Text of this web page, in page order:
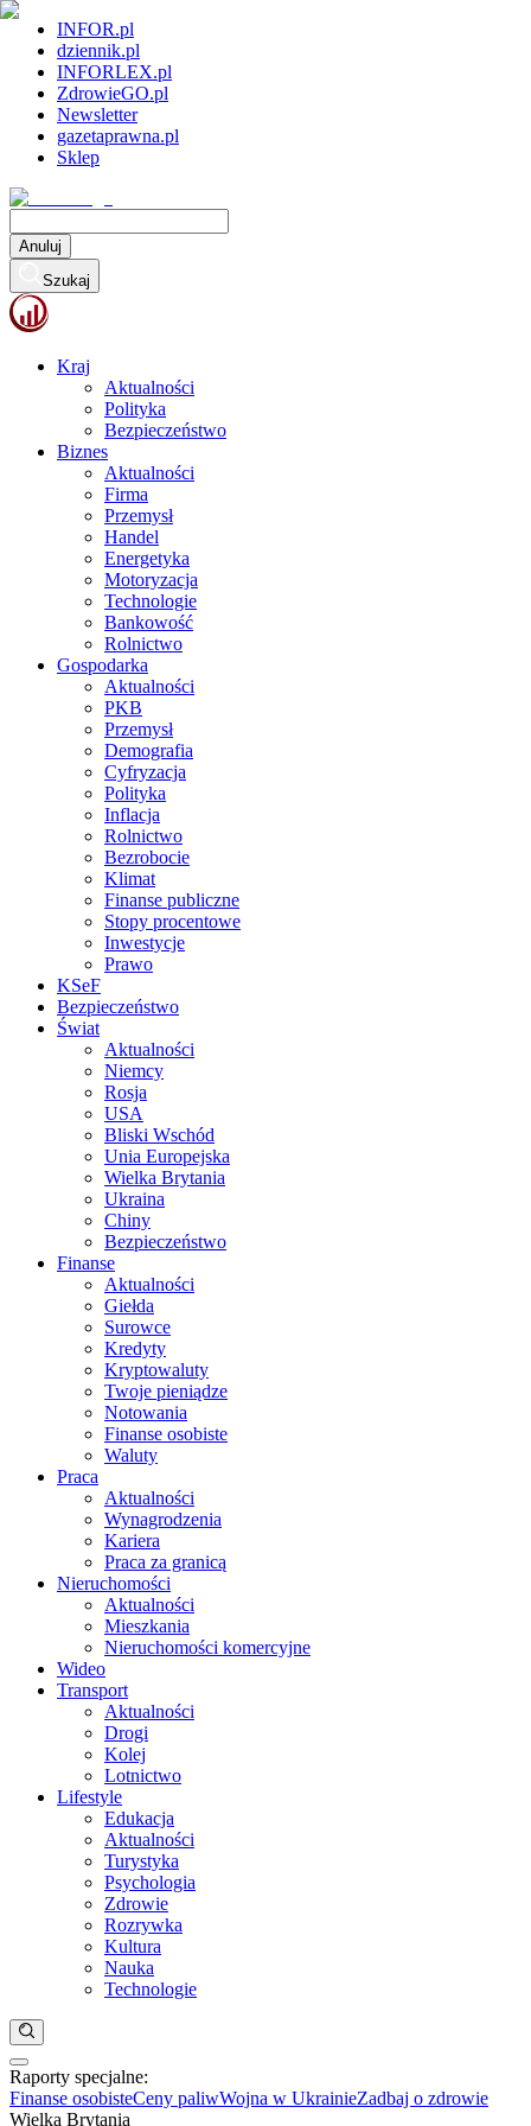
INFOR.pl
dziennik.pl
INFORLEX.pl
ZdrowieGO.pl
Newsletter
gazetaprawna.pl
Sklep
Anuluj
Szukaj
Kraj
Aktualności
Polityka
Bezpieczeństwo
Biznes
Aktualności
Firma
Przemysł
Handel
Energetyka
Motoryzacja
Technologie
Bankowość
Rolnictwo
Gospodarka
Aktualności
PKB
Przemysł
Demografia
Cyfryzacja
Polityka
Inflacja
Rolnictwo
Bezrobocie
Klimat
Finanse publiczne
Stopy procentowe
Inwestycje
Prawo
KSeF
Bezpieczeństwo
Świat
Aktualności
Niemcy
Rosja
USA
Bliski Wschód
Unia Europejska
Wielka Brytania
Ukraina
Chiny
Bezpieczeństwo
Finanse
Aktualności
Giełda
Surowce
Kredyty
Kryptowaluty
Twoje pieniądze
Notowania
Finanse osobiste
Waluty
Praca
Aktualności
Wynagrodzenia
Kariera
Praca za granicą
Nieruchomości
Aktualności
Mieszkania
Nieruchomości komercyjne
Wideo
Transport
Aktualności
Drogi
Kolej
Lotnictwo
Lifestyle
Edukacja
Aktualności
Turystyka
Psychologia
Zdrowie
Rozrywka
Kultura
Nauka
Technologie
Anuluj
Notowania
Kraj
Raporty specjalne:
Finanse osobisteCeny paliwWojna w UkrainieZadbaj o zdrowie
Wielka Brytania